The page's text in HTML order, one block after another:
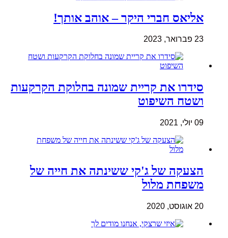
אליאס חברי היקר – אוהב אותך!
23 פברואר, 2023
סידרו את קריית שמונה בחלוקת הקרקעות
ושטח השיפוט
09 יולי, 2021
הצעקה של ג'קי ששינתה את חייה של
משפחת מלול
20 אוגוסט, 2020